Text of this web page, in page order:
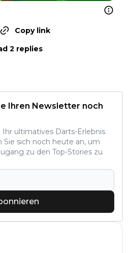
Copy link
2 replies
Ihren Newsletter noch
Ihr ultimatives Darts-Erlebnis
Sie sich noch heute an, um
zu den Top-Stories zu